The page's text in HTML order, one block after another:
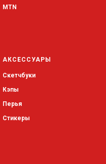
MTN
АКСЕССУАРЫ
Скетчбуки
Кэпы
Перья
Стикеры